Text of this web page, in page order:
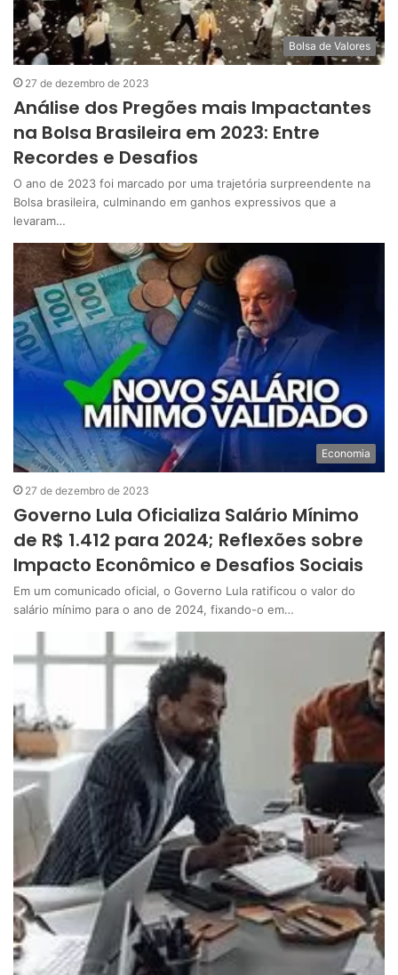
Bolsa de Valores
27 de dezembro de 2023
Análise dos Pregões mais Impactantes
na Bolsa Brasileira em 2023: Entre
Recordes e Desafios
O ano de 2023 foi marcado por uma trajetória surpreendente na
Bolsa brasileira, culminando em ganhos expressivos que a
levaram…
Economia
27 de dezembro de 2023
Governo Lula Oficializa Salário Mínimo
de R$ 1.412 para 2024; Reflexões sobre
Impacto Econômico e Desafios Sociais
Em um comunicado oficial, o Governo Lula ratificou o valor do
salário mínimo para o ano de 2024, fixando-o em…